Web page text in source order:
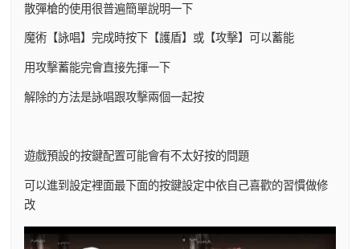
散彈槍的使用很普遍簡單說明一下
魔術【詠唱】完成時按下【護盾】或【攻擊】可以蓄能
用攻擊蓄能完會直接先揮一下
解除的方法是詠唱跟攻擊兩個一起按
遊戲預設的按鍵配置可能會有不太好按的問題
可以進到設定裡面最下面的按鍵設定中依自己喜歡的習慣做修
改